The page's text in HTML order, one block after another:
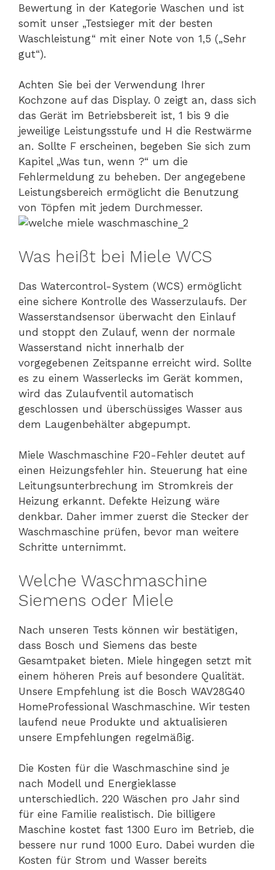
Bewertung in der Kategorie Waschen und ist
somit unser „Testsieger mit der besten
Waschleistung“ mit einer Note von 1,5 („Sehr
gut“).
Achten Sie bei der Verwendung Ihrer
Kochzone auf das Display. 0 zeigt an, dass sich
das Gerät im Betriebsbereit ist, 1 bis 9 die
jeweilige Leistungsstufe und H die Restwärme
an. Sollte F erscheinen, begeben Sie sich zum
Kapitel „Was tun, wenn ?“ um die
Fehlermeldung zu beheben. Der angegebene
Leistungsbereich ermöglicht die Benutzung
von Töpfen mit jedem Durchmesser.
Was heißt bei Miele WCS
Das Watercontrol-System (WCS) ermöglicht
eine sichere Kontrolle des Wasserzulaufs. Der
Wasserstandsensor überwacht den Einlauf
und stoppt den Zulauf, wenn der normale
Wasserstand nicht innerhalb der
vorgegebenen Zeitspanne erreicht wird. Sollte
es zu einem Wasserlecks im Gerät kommen,
wird das Zulaufventil automatisch
geschlossen und überschüssiges Wasser aus
dem Laugenbehälter abgepumpt.
Miele Waschmaschine F20-Fehler deutet auf
einen Heizungsfehler hin. Steuerung hat eine
Leitungsunterbrechung im Stromkreis der
Heizung erkannt. Defekte Heizung wäre
denkbar. Daher immer zuerst die Stecker der
Waschmaschine prüfen, bevor man weitere
Schritte unternimmt.
Welche Waschmaschine
Siemens oder Miele
Nach unseren Tests können wir bestätigen,
dass Bosch und Siemens das beste
Gesamtpaket bieten. Miele hingegen setzt mit
einem höheren Preis auf besondere Qualität.
Unsere Empfehlung ist die Bosch WAV28G40
HomeProfessional Waschmaschine. Wir testen
laufend neue Produkte und aktualisieren
unsere Empfehlungen regelmäßig.
Die Kosten für die Waschmaschine sind je
nach Modell und Energieklasse
unterschiedlich. 220 Wäschen pro Jahr sind
für eine Familie realistisch. Die billigere
Maschine kostet fast 1300 Euro im Betrieb, die
bessere nur rund 1000 Euro. Dabei wurden die
Kosten für Strom und Wasser bereits